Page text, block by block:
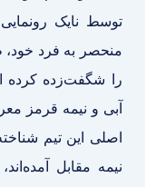
توسط نایک
منحصر به فرد خود،
را شگفت‌زده کرده
آبی و نیمه قرمز
اصلی این تیم
نیمه مقابل